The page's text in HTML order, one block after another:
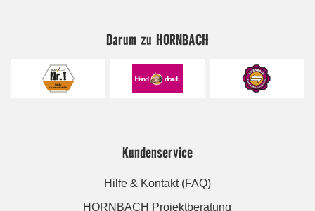
Darum zu HORNBACH
Kundenservice
Hilfe & Kontakt (FAQ)
HORNBACH Projektberatung